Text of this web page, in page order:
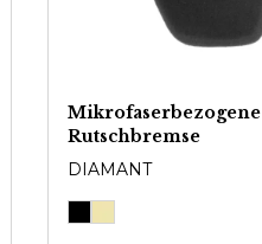
Mikrofaserbezogene
Rutschbremse
DIAMANT